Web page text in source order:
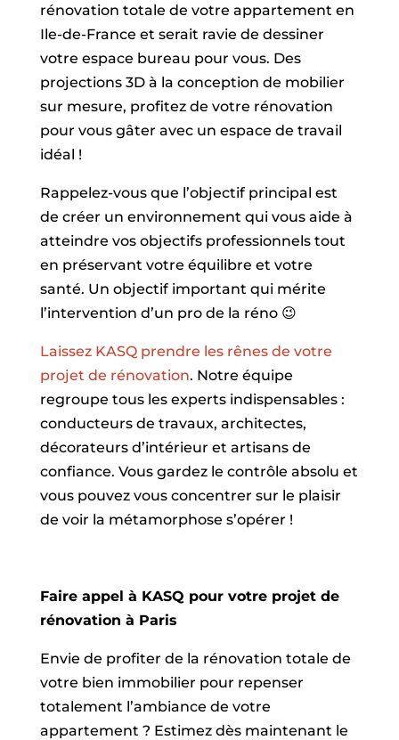
rénovation totale de votre appartement en
Ile-de-France et serait ravie de dessiner
votre espace bureau pour vous. Des
projections 3D à la conception de mobilier
sur mesure, profitez de votre rénovation
pour vous gâter avec un espace de travail
idéal !
Rappelez-vous que l’objectif principal est
de créer un environnement qui vous aide à
atteindre vos objectifs professionnels tout
en préservant votre équilibre et votre
santé. Un objectif important qui mérite
l’intervention d’un pro de la réno 😉
Laissez KASQ prendre les rênes de votre
projet de rénovation. Notre équipe
regroupe tous les experts indispensables :
conducteurs de travaux, architectes,
décorateurs d’intérieur et artisans de
confiance. Vous gardez le contrôle absolu et
vous pouvez vous concentrer sur le plaisir
de voir la métamorphose s’opérer !
Faire appel à KASQ pour votre projet de
rénovation à Paris
Envie de profiter de la rénovation totale de
votre bien immobilier pour repenser
totalement l’ambiance de votre
appartement ? Estimez dès maintenant le